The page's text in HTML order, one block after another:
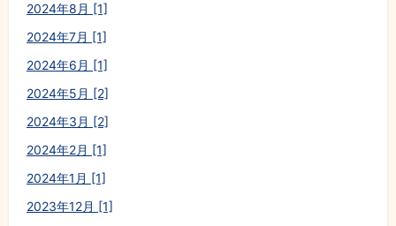
2024年8月 [1]
2024年7月 [1]
2024年6月 [1]
2024年5月 [2]
2024年3月 [2]
2024年2月 [1]
2024年1月 [1]
2023年12月 [1]